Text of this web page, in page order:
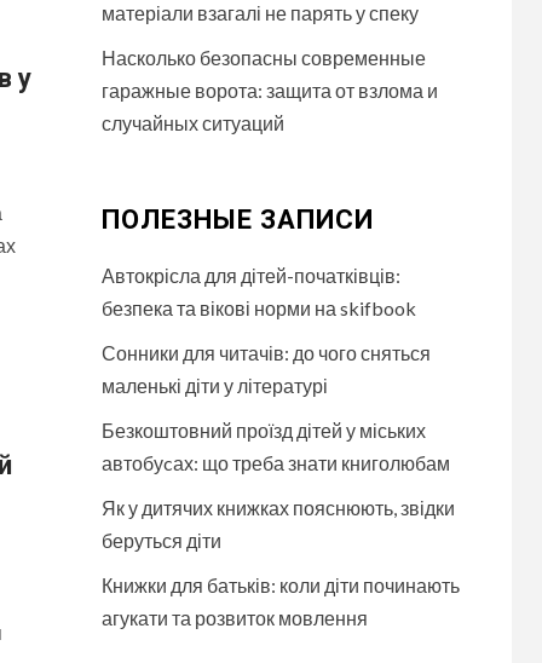
у
матеріали взагалі не парять у спеку
Насколько безопасны современные
гаражные ворота: защита от взлома и
случайных ситуаций
ПОЛЕЗНЫЕ ЗАПИСИ
Автокрісла для дітей-початківців:
безпека та вікові норми на skifbook
Сонники для читачів: до чого сняться
маленькі діти у літературі
Безкоштовний проїзд дітей у міських
автобуcах: що треба знати книголюбам
Як у дитячих книжках пояснюють, звідки
беруться діти
Книжки для батьків: коли діти починають
агукати та розвиток мовлення